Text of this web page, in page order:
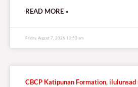
READ MORE »
Friday, August 7, 2026 10:50 am
CBCP Katipunan Formation, ilulunsad